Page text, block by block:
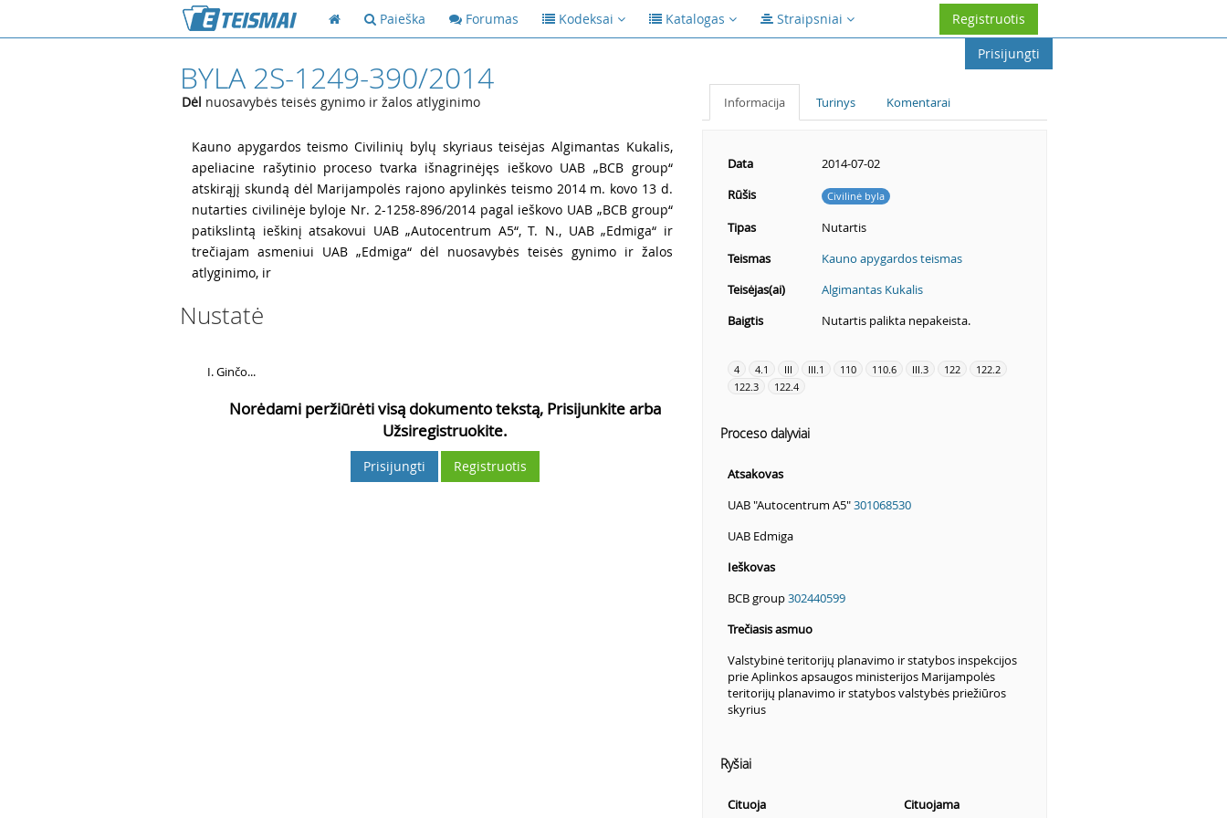
Paieška Forumas Kodeksai Katalogas Straipsniai
Registruotis
Prisijungti
BYLA 2S-1249-390/2014
Dėl nuosavybės teisės gynimo ir žalos atlyginimo
Kauno apygardos teismo Civilinių bylų skyriaus teisėjas Algimantas Kukalis,
apeliacine rašytinio proceso tvarka išnagrinėjęs ieškovo UAB „BCB group“
atskirąjį skundą dėl Marijampolės rajono apylinkės teismo 2014 m. kovo 13 d.
nutarties civilinėje byloje Nr. 2-1258-896/2014 pagal ieškovo UAB „BCB group“
patikslintą ieškinį atsakovui UAB „Autocentrum A5“, T. N., UAB „Edmiga“ ir
trečiajam asmeniui UAB „Edmiga“ dėl nuosavybės teisės gynimo ir žalos
atlyginimo, ir
Nustatė
Ginčo...
Norėdami peržiūrėti visą dokumento tekstą, Prisijunkite arba
Užsiregistruokite.
Prisijungti Registruotis
Informacija Turinys Komentarai
Data
2014-07-02
Rūšis
Civilinė byla
Tipas
Nutartis
Teismas
Kauno apygardos teismas
Teisėjas(ai)
Algimantas Kukalis
Baigtis
Nutartis palikta nepakeista.
4 4.1 III III.1 110 110.6 III.3 122
122.2
122.3
122.4
Proceso dalyviai
Atsakovas
UAB "Autocentrum A5"301068530
UAB Edmiga
Ieškovas
BCB group302440599
Trečiasis asmuo
Valstybinė teritorijų planavimo ir statybos inspekcijos
prie Aplinkos apsaugos ministerijos Marijampolės
teritorijų planavimo ir statybos valstybės priežiūros
skyrius
Ryšiai
Cituoja Cituojama